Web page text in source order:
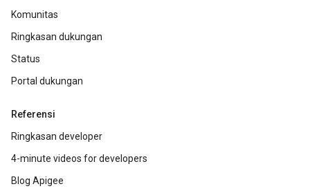
Komunitas
Ringkasan dukungan
Status
Portal dukungan
Referensi
Ringkasan developer
4-minute videos for developers
Blog Apigee